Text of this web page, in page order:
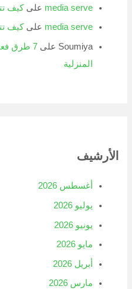
media serve علىكيف
media serve علىكيف
Soumiya على
7 طرق
المنزلية
الأرشيف
أغسطس 2026
يوليو 2026
يونيو 2026
مايو 2026
أبريل 2026
مارس 2026